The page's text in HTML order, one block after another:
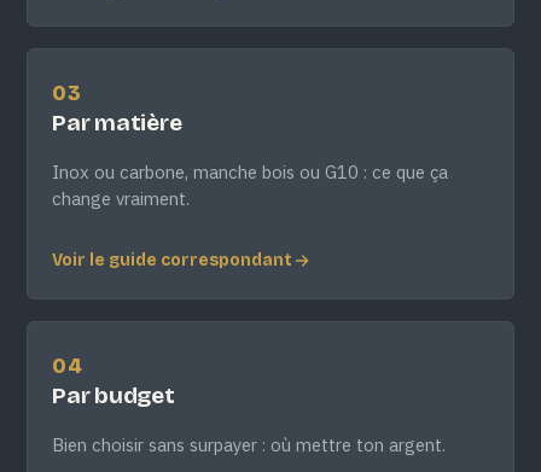
03
Par matière
Inox ou carbone, manche bois ou G10 : ce que ça
change vraiment.
Voir le guide correspondant
04
Par budget
Bien choisir sans surpayer : où mettre ton argent.